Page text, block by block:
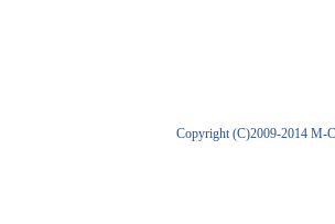
Copyright (C)2009-2014 M-